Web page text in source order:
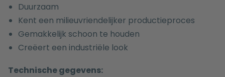
Duurzaam
Kent een milieuvriendelijker productieproces
Gemakkelijk schoon te houden
Creëert een industriële look
Technische gegevens: